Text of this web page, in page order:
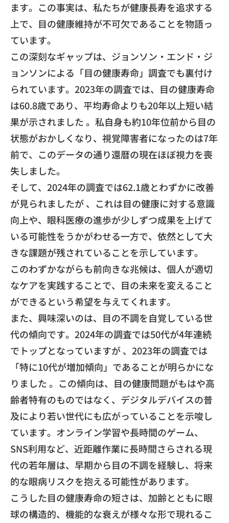
ます。この事実は、私たちが健康長寿を追求する
上で、目の健康維持が不可欠であることを物語っ
ています。
この深刻なギャップは、ジョンソン・エンド・ジ
ョンソンによる「目の健康寿命」調査でも裏付け
られています。2023年の調査では、目の健康寿命
は60.8歳であり、平均寿命よりも20年以上短い結
果が示されました 。私自身も約10年位前から目の
状態がおかしくなり、視覚障害者になったのは7年
前で、このデータの通り還暦の現在ほぼ視力を喪
失しました。
そして、2024年の調査では62.1歳とわずかに改善
が見られましたが 、これは目の健康に対する意識
向上や、眼科医療の進歩が少しずつ成果を上げて
いる可能性をうかがわせる一方で、依然として大
きな課題が残されていることを示しています。
このわずかながらも前向きな兆候は、個人が適切
なケアを実践することで、目の未来を変えること
ができるという希望を与えてくれます。
また、興味深いのは、目の不調を自覚している世
代の傾向です。2024年の調査では50代が4年連続
でトップとなっていますが 、2023年の調査では
「特に10代が増加傾向」であることが明らかにな
りました 。この傾向は、目の健康問題がもはや高
齢者特有のものではなく、デジタルデバイスの普
及により若い世代にも広がっていることを示唆し
ています。オンライン学習や長時間のゲーム、
SNS利用など、近距離作業に長時間さらされる現
代の若年層は、早期から目の不調を経験し、将来
的な眼病リスクを抱える可能性があります。
こうした目の健康寿命の短さは、加齢とともに眼
球の構造的、機能的な衰えが様々な形で現れるこ